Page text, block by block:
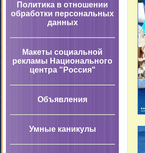
Политика в отношении
обработки персональных
данных
Макеты социальной
рекламы Национального
центра "Россия"
Объявления
Умные каникулы